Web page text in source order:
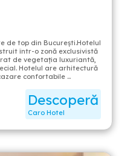
de top din București.Hotelul
într-o zonă exclusivistă
de vegetația luxuriantă,
Hotelul are arhitectură
confortabile …
Descoperă
Caro Hotel